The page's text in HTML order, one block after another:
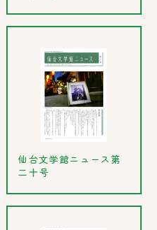
仙台文学館ニュース第
二十号